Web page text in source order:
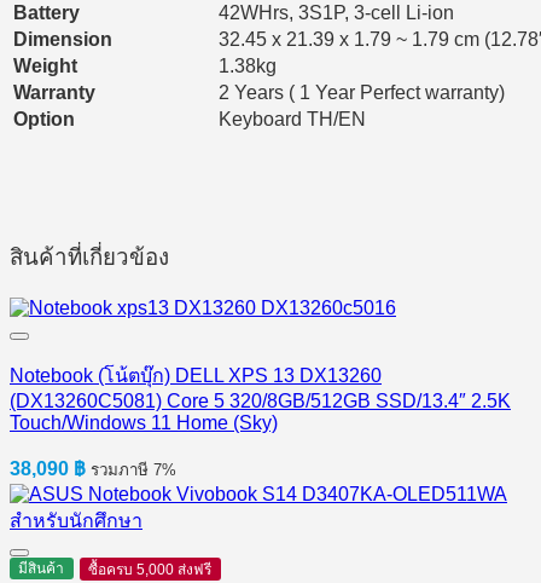
Battery
42WHrs, 3S1P, 3-cell Li-ion
Dimension
32.45 x 21.39 x 1.79 ~ 1.79 cm
Weight
1.38kg
Warranty
2 Years ( 1 Year Perfect warranty)
Option
Keyboard TH/EN
สินค้าที่เกี่ยวข้อง
Notebook (โน้ตบุ๊ก) DELL XPS 13 DX13260
(DX13260C5081) Core 5 320/8GB/512GB SSD/13.4″ 2.5K
Touch/Windows 11 Home (Sky)
38,090 ฿ รวมภาษี 7%
มีสินค้า ซื้อครบ 5,000 ส่งฟรี